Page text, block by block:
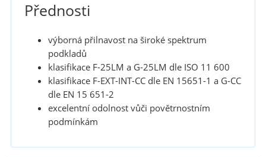
Přednosti
výborná přilnavost na široké spektrum
podkladů
klasifikace F-25LM a G-25LM dle ISO 11 600
klasifikace F-EXT-INT-CC dle EN 15651-1 a G-CC
dle EN 15 651-2
excelentní odolnost vůči povětrnostním
podmínkám